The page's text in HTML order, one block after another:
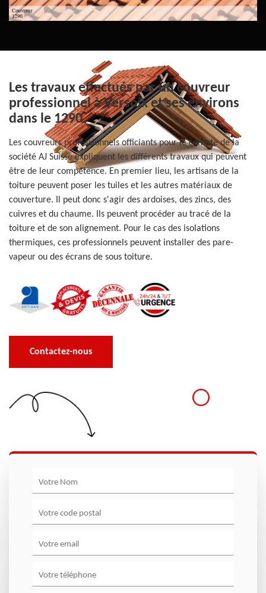
Les travaux effectués par un couvreur
professionnel à Versoix et ses environs
dans le 1290
Les couvreurs professionnels officiants pour le compte de la
société AJ Suisse expliquent les différents travaux qui peuvent
être de leur compétence. En premier lieu, les artisans de la
toiture peuvent poser les tuiles et les autres matériaux de
couverture. Il peut donc s'agir des ardoises, des zincs, des
cuivres et du chaume. Ils peuvent procéder au tracé de la
toiture et de son alignement. Pour le cas des isolations
thermiques, ces professionnels peuvent installer des pare-
vapeur ou des écrans de sous toiture.
Contactez-nous